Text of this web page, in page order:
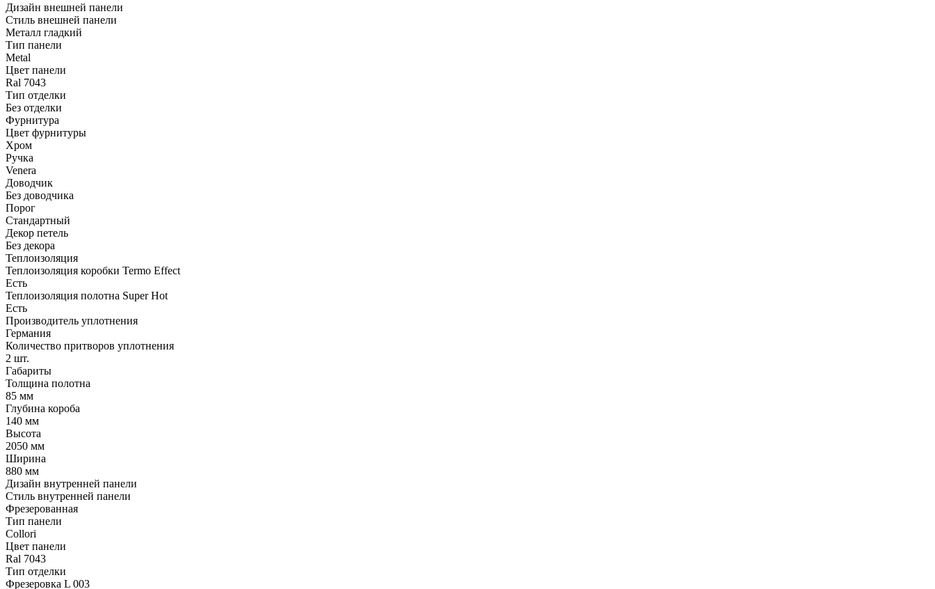
Дизайн внешней панели
Стиль внешней панели
Металл гладкий
Тип панели
Metal
Цвет панели
Ral 7043
Тип отделки
Без отделки
Фурнитура
Цвет фурнитуры
Хром
Ручка
Venera
Доводчик
Без доводчика
Порог
Стандартный
Декор петель
Без декора
Теплоизоляция
Теплоизоляция коробки Termo Effect
Есть
Теплоизоляция полотна Super Нot
Есть
Производитель уплотнения
Германия
Количество притворов уплотнения
2 шт.
Габариты
Толщина полотна
85 мм
Глубина короба
140 мм
Высота
2050 мм
Ширина
880 мм
Дизайн внутренней панели
Стиль внутренней панели
Фрезерованная
Тип панели
Collori
Цвет панели
Ral 7043
Тип отделки
Фрезеровка L 003